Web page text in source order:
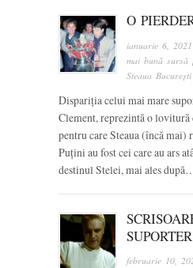
O
ianuarie 6, 2021
mai bună sursă
Steaua București
Dispariția celui mai mare
Clement, reprezintă o
pentru care Steaua (încă mai)
Puțini au fost cei care au ars
destinul Stelei, mai ales
SUPORTER
februarie 10,